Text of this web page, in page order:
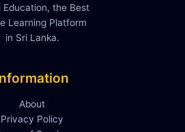
Education, the Best
Learning Platform
in Sri Lanka.
About
Privacy Policy